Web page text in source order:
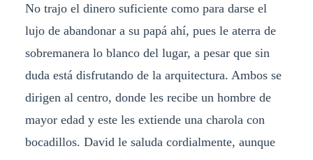
No trajo el dinero suficiente como para darse el
lujo de abandonar a su papá ahí, pues le aterra de
sobremanera lo blanco del lugar, a pesar que sin
duda está disfrutando de la arquitectura. Ambos se
dirigen al centro, donde les recibe un hombre de
mayor edad y este les extiende una charola con
bocadillos. David le saluda cordialmente, aunque